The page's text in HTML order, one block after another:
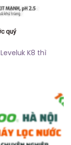
quý
K8 thì